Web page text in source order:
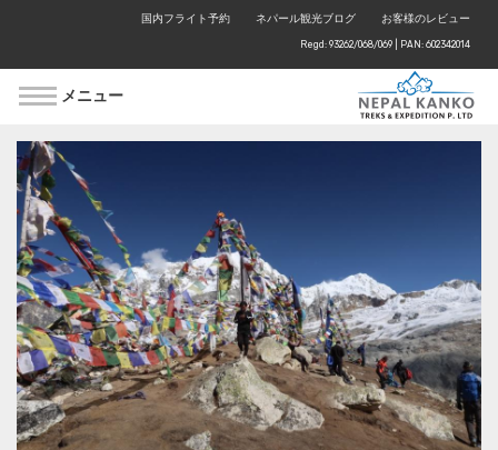
国内フライト予約 ネパール観光ブログ お客様のレビュー
Regd: 93262/068/069 | PAN: 602342014
メニュー